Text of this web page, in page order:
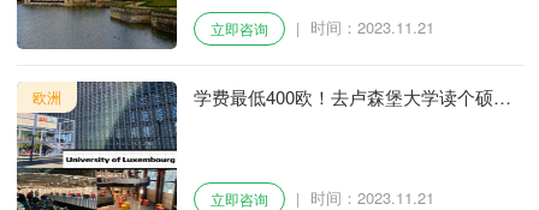
贵的高等学府之一。
立即咨询 | 时间：2023.11.21
欧洲
学费最低400欧！去卢森堡大学读个硕士
立即咨询 | 时间：2023.11.21